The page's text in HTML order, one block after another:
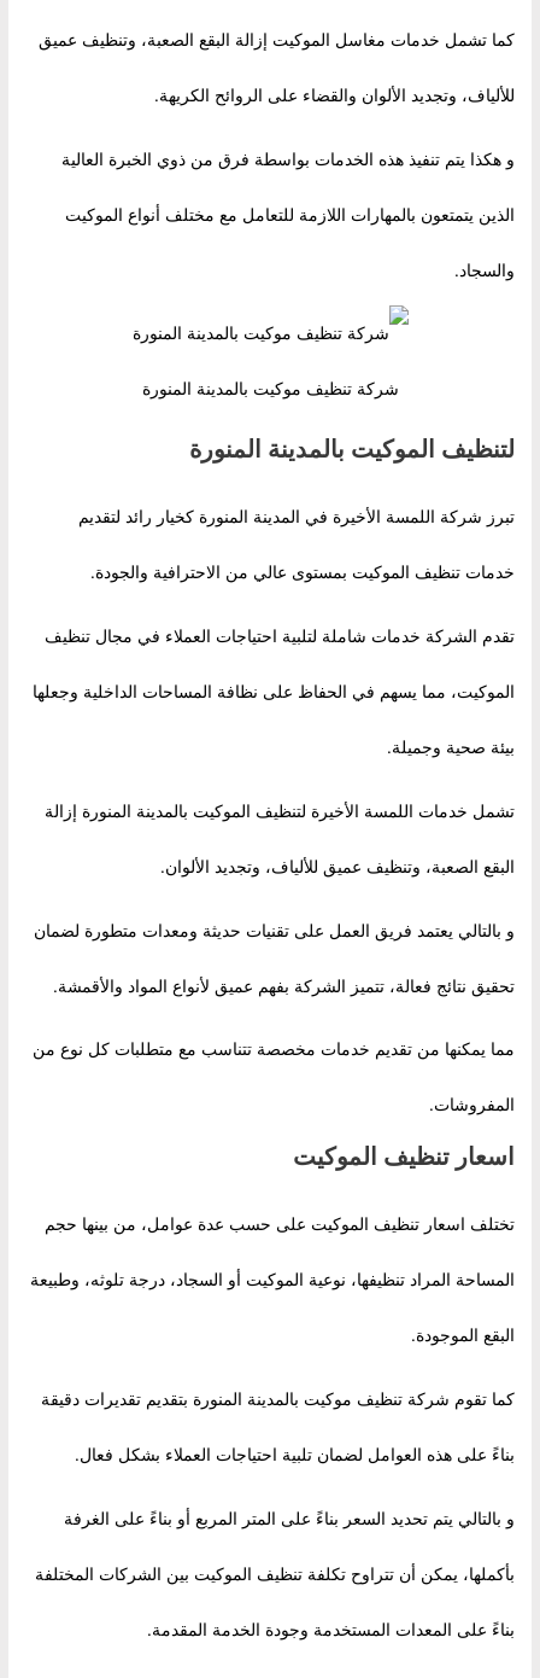
كما تشمل خدمات مغاسل الموكيت إزالة البقع الصعبة، وتنظيف عميق
للألياف، وتجديد الألوان والقضاء على الروائح الكريهة.
و هكذا يتم تنفيذ هذه الخدمات بواسطة فرق من ذوي الخبرة العالية
الذين يتمتعون بالمهارات اللازمة للتعامل مع مختلف أنواع الموكيت
والسجاد.
شركة تنظيف موكيت بالمدينة المنورة
لتنظيف الموكيت بالمدينة المنورة
تبرز شركة اللمسة الأخيرة في المدينة المنورة كخيار رائد لتقديم
خدمات تنظيف الموكيت بمستوى عالي من الاحترافية والجودة.
تقدم الشركة خدمات شاملة لتلبية احتياجات العملاء في مجال تنظيف
الموكيت، مما يسهم في الحفاظ على نظافة المساحات الداخلية وجعلها
بيئة صحية وجميلة.
تشمل خدمات اللمسة الأخيرة لتنظيف الموكيت بالمدينة المنورة إزالة
البقع الصعبة، وتنظيف عميق للألياف، وتجديد الألوان.
و بالتالي يعتمد فريق العمل على تقنيات حديثة ومعدات متطورة لضمان
تحقيق نتائج فعالة، تتميز الشركة بفهم عميق لأنواع المواد والأقمشة.
مما يمكنها من تقديم خدمات مخصصة تتناسب مع متطلبات كل نوع من
المفروشات.
اسعار تنظيف الموكيت
تختلف اسعار تنظيف الموكيت على حسب عدة عوامل، من بينها حجم
المساحة المراد تنظيفها، نوعية الموكيت أو السجاد، درجة تلوثه، وطبيعة
البقع الموجودة.
كما تقوم شركة تنظيف موكيت بالمدينة المنورة بتقديم تقديرات دقيقة
بناءً على هذه العوامل لضمان تلبية احتياجات العملاء بشكل فعال.
و بالتالي يتم تحديد السعر بناءً على المتر المربع أو بناءً على الغرفة
بأكملها، يمكن أن تتراوح تكلفة تنظيف الموكيت بين الشركات المختلفة
بناءً على المعدات المستخدمة وجودة الخدمة المقدمة.